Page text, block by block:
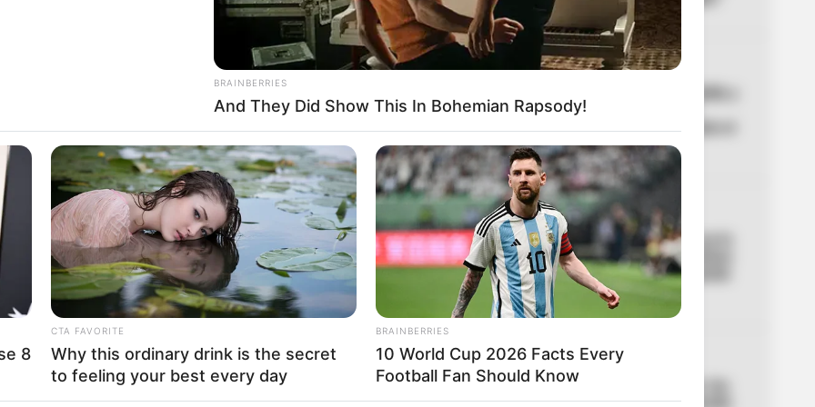
: Sugey Torres actriz de Encanto
y que, si eso llegara a pasar, lo cuenta con
actualmente no es así.
tener otro bebé, pero que ella espera
quiera”.
maneja los celosy los comentarios en
Wcontestó que lo más importante es el
02CORTES DE AGUA
Bello: los barrios que se
quedan sin servicio durante el
puente del 7 de agosto
03ACCIDENTE
Lo acaban de entregar y ya lo
estrenaron: primer aparatoso
accidente en el nuevo puente
de la 153
04ALTAS TEMPERATURAS
El Tolima se está asando: los
municipios que han superado
BRAINBERRIES
And They Did Show This In Bohemian Rapsody!
8
CTA FAVORITE
Why this ordinary drink is the secret
to feeling your best every day
BRAINBERRIES
10 World Cup 2026 Facts Every
Football Fan Should Know